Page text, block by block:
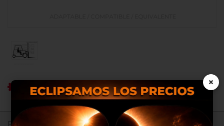
Ref RB: RB002499.0009
Registrate para ver precios.
×